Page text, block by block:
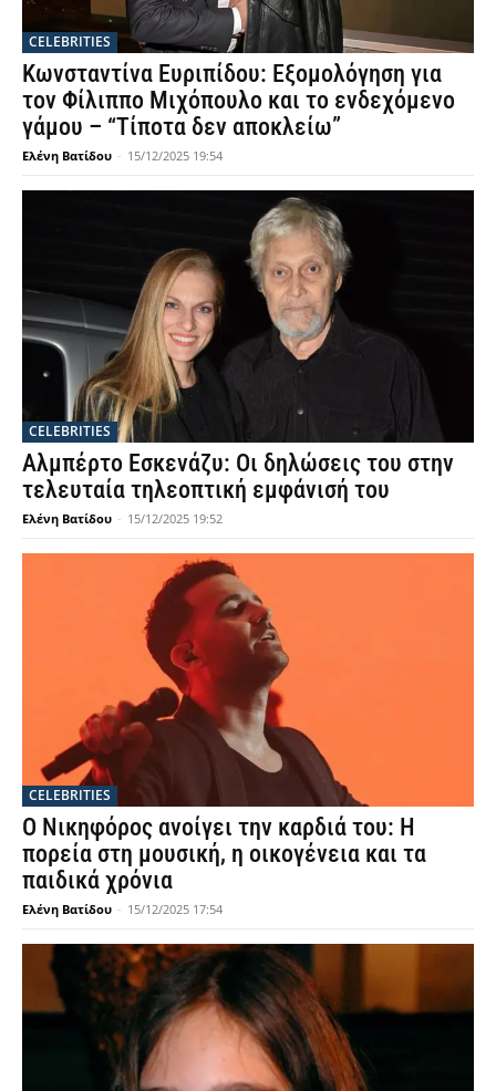
CELEBRITIES
Κωνσταντίνα Ευριπίδου: Εξομολόγηση για
τον Φίλιππο Μιχόπουλο και το ενδεχόμενο
γάμου – “Τίποτα δεν αποκλείω”
Ελένη Βατίδου - 15/12/2025 19:54
CELEBRITIES
Αλμπέρτο Εσκενάζυ: Οι δηλώσεις του στην
τελευταία τηλεοπτική εμφάνισή του
Ελένη Βατίδου - 15/12/2025 19:52
CELEBRITIES
Ο Νικηφόρος ανοίγει την καρδιά του: Η
πορεία στη μουσική, η οικογένεια και τα
παιδικά χρόνια
Ελένη Βατίδου - 15/12/2025 17:54